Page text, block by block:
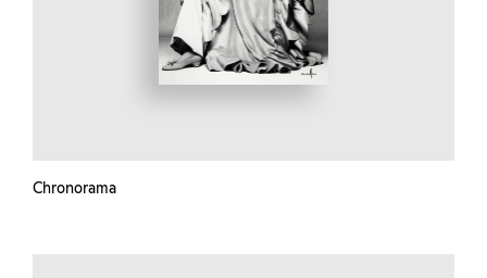
Chronorama